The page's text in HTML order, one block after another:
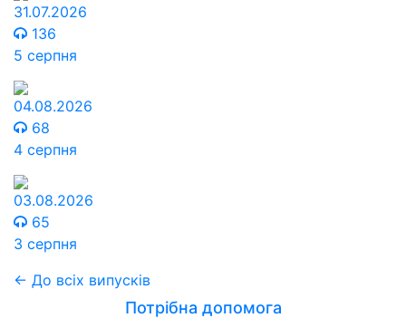
31.07.2026
136
5 серпня
04.08.2026
68
4 серпня
03.08.2026
65
3 серпня
← До всіх випусків
Потрібна допомога